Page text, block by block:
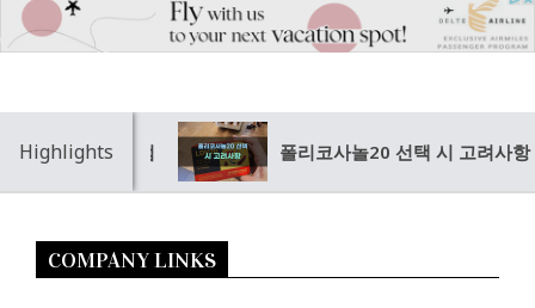
Highlights 폴리코사놀20 선택 시 고려사항
COMPANY LINKS